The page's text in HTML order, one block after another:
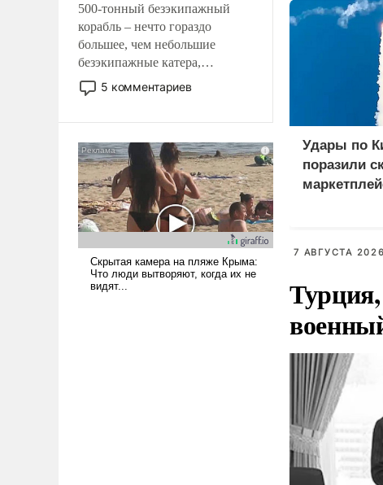
500-тонный безэкипажный
корабль – нечто гораздо
большее, чем небольшие
безэкипажные катера,
применение которых уже
стало обыденностью. Задача по
и ее реализация радикально
поднимет наши боевые
возможности.
5 комментариев
Удары по
поразили
7 АВГУСТА